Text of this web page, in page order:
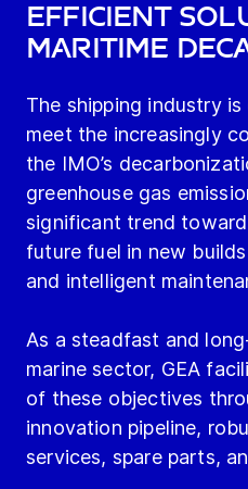
Efficient
maritime
The shipping industry
meet the increasingly
the IMO’s
greenhouse gas
significant trend
future fuel in new
and intelligent
As a steadfast and
marine sector, GEA
of these objectives
innovation pipeline,
services, spare parts,